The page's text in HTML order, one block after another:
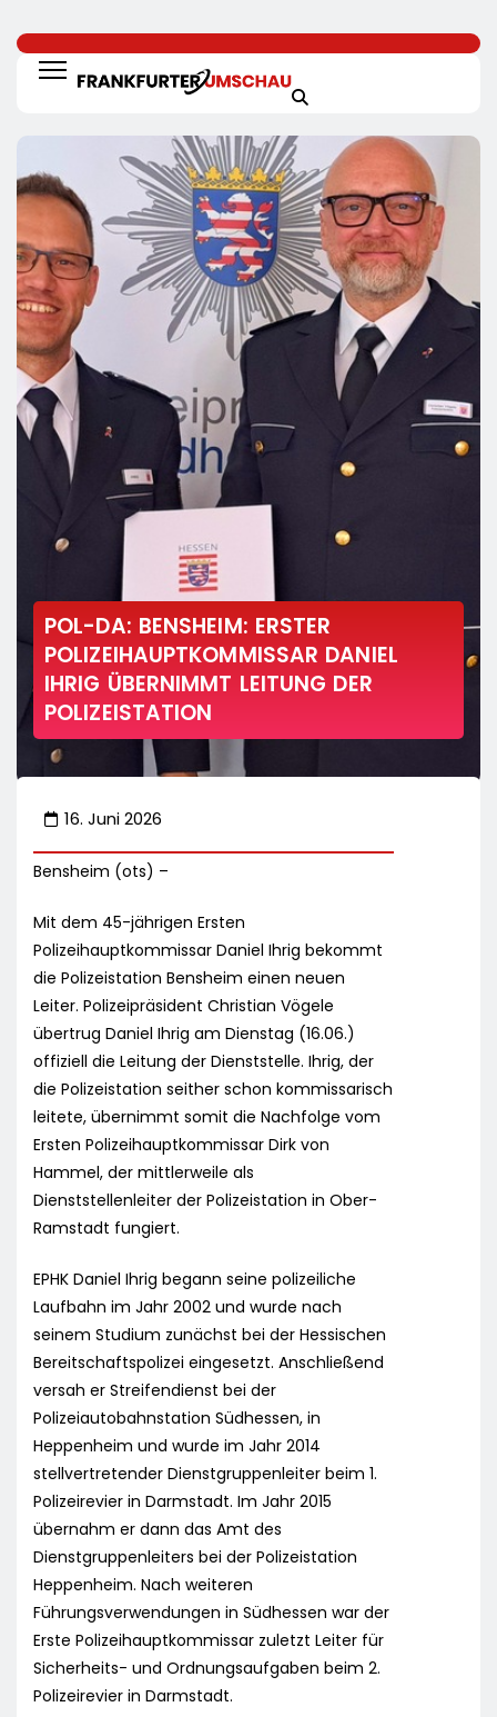
POL-DA: BENSHEIM: ERSTER
POLIZEIHAUPTKOMMISSAR DANIEL
IHRIG ÜBERNIMMT LEITUNG DER
POLIZEISTATION
16. Juni 2026
Bensheim (ots) –
Mit dem 45-jährigen Ersten
Polizeihauptkommissar Daniel Ihrig bekommt
die Polizeistation Bensheim einen neuen
Leiter. Polizeipräsident Christian Vögele
übertrug Daniel Ihrig am Dienstag (16.06.)
offiziell die Leitung der Dienststelle. Ihrig, der
die Polizeistation seither schon kommissarisch
leitete, übernimmt somit die Nachfolge vom
Ersten Polizeihauptkommissar Dirk von
Hammel, der mittlerweile als
Dienststellenleiter der Polizeistation in Ober-
Ramstadt fungiert.
EPHK Daniel Ihrig begann seine polizeiliche
Laufbahn im Jahr 2002 und wurde nach
seinem Studium zunächst bei der Hessischen
Bereitschaftspolizei eingesetzt. Anschließend
versah er Streifendienst bei der
Polizeiautobahnstation Südhessen, in
Heppenheim und wurde im Jahr 2014
stellvertretender Dienstgruppenleiter beim 1.
Polizeirevier in Darmstadt. Im Jahr 2015
übernahm er dann das Amt des
Dienstgruppenleiters bei der Polizeistation
Heppenheim. Nach weiteren
Führungsverwendungen in Südhessen war der
Erste Polizeihauptkommissar zuletzt Leiter für
Sicherheits- und Ordnungsaufgaben beim 2.
Polizeirevier in Darmstadt.